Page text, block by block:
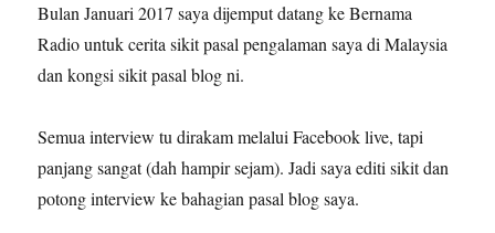
Bulan Januari 2017 saya dijemput datang ke Bernama
Radio untuk cerita sikit pasal pengalaman saya di Malaysia
dan kongsi sikit pasal blog ni.
Semua interview tu dirakam melalui Facebook live, tapi
panjang sangat (dah hampir sejam). Jadi saya editi sikit dan
potong interview ke bahagian pasal blog saya.